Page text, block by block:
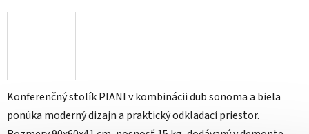
Konferenčný stolík PIANI v kombinácii dub sonoma a biela
ponúka moderný dizajn a praktický odkladací priestor.